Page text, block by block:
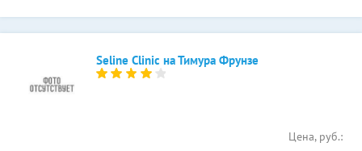
Seline Clinic на Тимура Фрунзе
Цена, руб.: